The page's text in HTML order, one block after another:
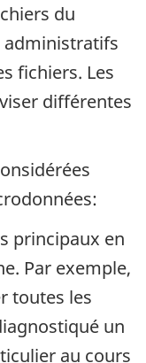
du
administratifs
fichiers. Les
différentes
principaux en
Par exemple,
toutes les
un
au cours